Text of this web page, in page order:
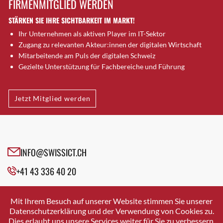
Brütten
Bubendorf
Bubikon
Buchs (SG)
Burgdorf
Bülach
Cazis
Cham
Davos Platz
Davos Platz 1
Dietikon
Dietlikon
FIRMENMITGLIED WERDEN
STÄRKEN SIE IHRE SICHTBARKEIT IM MARKT!
Ihr Unternehmen als aktiven Player im IT-Sektor
Zugang zu relevanten Akteur:innen der digitalen Wirtschaft
Mitarbeitende am Puls der digitalen Schweiz
Gezielte Unterstützung für Fachbereiche und Führung
Jetzt Mitglied werden
INFO@SWISSICT.CH
+41 43 336 40 20
SWISSICT
VULKANSTRASSE 120
8048 ZURICH
Mit Ihrem Besuch auf unserer Website stimmen Sie unserer
Datenschutzerklärung und der Verwendung von Cookies zu.
Dies erlaubt uns unsere Services weiter für Sie zu verbessern.